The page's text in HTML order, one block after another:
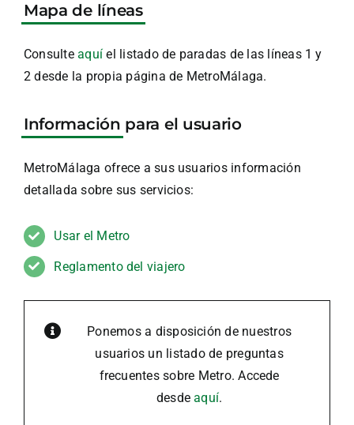
Mapa de líneas
Consulteaquí el listado de paradas de las líneas 1 y
2 desde la propia página de MetroMálaga.
Información para el usuario
MetroMálaga ofrece a sus usuarios información
detallada sobre sus servicios:
Usar el Metro
Reglamento del viajero
Ponemos a disposición de nuestros
usuarios un listado de preguntas
frecuentes sobre Metro. Accede
desdeaquí.